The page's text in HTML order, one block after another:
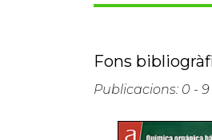
Fons
Publicacions: 0 -